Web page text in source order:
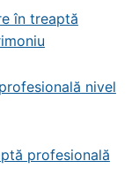
în treaptă
nivel
profesională